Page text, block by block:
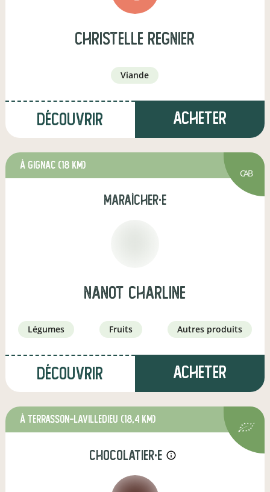
christelle regnier
viande
Découvrir Acheter
à Gignac (18 km)
CAB
maraîcher·e
Nanot charline
légumes fruits autres produits
Découvrir Acheter
à Terrasson-Lavilledieu (18,4 km)
chocolatier·e info_outline